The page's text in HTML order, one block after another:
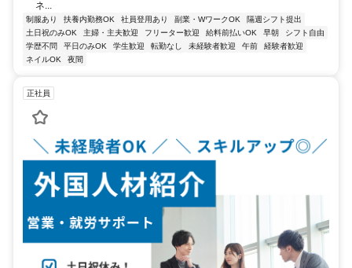
ネ...
制服あり 扶養内勤務OK 社員登用あり 副業・WワークOK
隔週シフト提出
土日祝のみOK
主婦・主夫歓迎 フリーター歓迎 給料前払いOK 早朝
シフト自由
学歴不問
平日のみOK 学生歓迎 転勤なし 未経験者歓迎 午前
経験者歓迎
ネイルOK
夜間
正社員